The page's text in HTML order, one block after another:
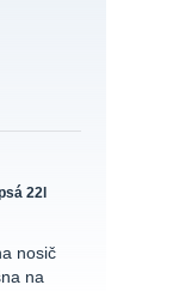
22l
nosič
na